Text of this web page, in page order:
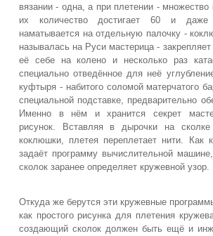
вязании - одна, а при плетении -
их количество достигает 60 и
наматывается на отдельную палочку -
называлась на Руси мастерица -
её себе на колено и несколько раз
специально отведённое для неё
куфтыря - набитого соломой матерчатого
специальной подставке, предварительно
Именно в нём и хранится секрет
рисунок. Вставляя в дырочки на
коклюшки, плетея переплетает нити. Как
задаёт программу вычислительной
сколок заранее определяет кружевной узор.
Откуда же берутся эти кружевные
как простого рисунка для плетения
создающий сколок должен быть ещё и